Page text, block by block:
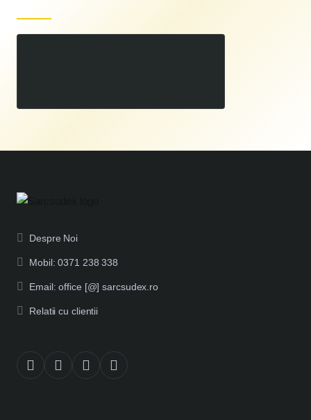
Despre Noi
Mobil: 0371 238 338
Email: office [@] sarcsudex.ro
Relatii cu clientii